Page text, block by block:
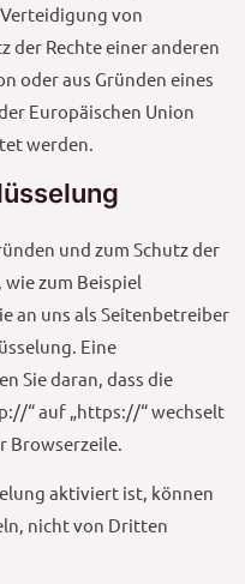
von
der Rechte einer anderen
oder aus Gründen eines
Europäischen Union
werden.
und zum Schutz der
zum Beispiel
an uns als Seitenbetreiber
Eine
Sie daran, dass die
“ auf „https://“ wechselt
Browserzeile.
aktiviert ist, können
nicht von Dritten